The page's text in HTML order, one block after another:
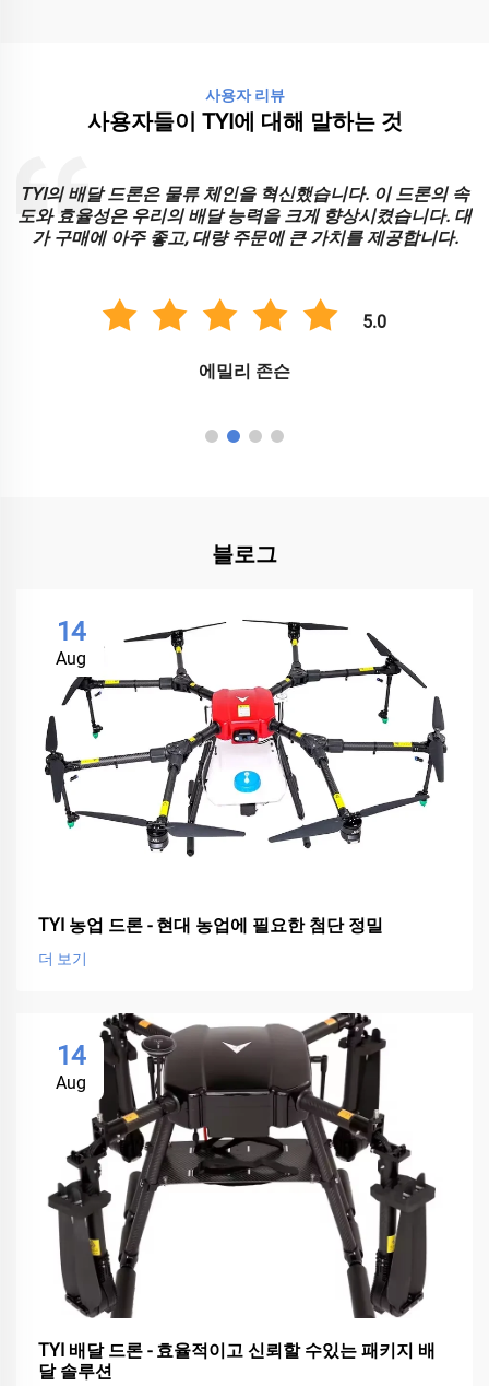
사용자 리뷰
사용자들이 TYI에 대해 말하는 것
TYI의 배달 드론은 물류 체인을 혁신했습니다. 이 드론의 속
도와 효율성은 우리의 배달 능력을 크게 향상시켰습니다. 대
가 구매에 아주 좋고, 대량 주문에 큰 가치를 제공합니다.
5.0
에밀리 존슨
블로그
14
Aug
TYI 농업 드론 - 현대 농업에 필요한 첨단 정밀
더 보기
14
Aug
TYI 배달 드론 - 효율적이고 신뢰할 수있는 패키지 배
달 솔루션